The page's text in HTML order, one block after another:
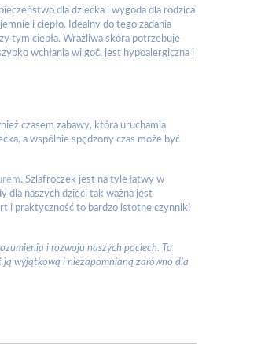
dla dziecka i wygoda dla rodzica
i ciepło. Idealny do tego zadania
tym ciepła. Wrażliwa skóra potrzebuje
wchłania wilgoć, jest hypoalergiczna i
czasem zabawy, która uruchamia
a wspólnie spędzony czas może być
. Szlafroczek jest na tyle łatwy w
dla naszych dzieci tak ważna jest
i praktyczność to bardzo istotne czynniki
i rozwoju naszych pociech. To
ją wyjątkową i niezapomnianą zarówno dla